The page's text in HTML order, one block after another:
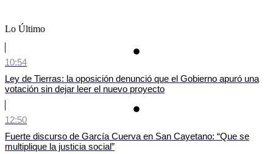
Lo Último
10:54
Ley de Tierras: la oposición denunció que el Gobierno apuró una
votación sin dejar leer el nuevo proyecto
12:50
Fuerte discurso de García Cuerva en San Cayetano: “Que se
multiplique la justicia social”